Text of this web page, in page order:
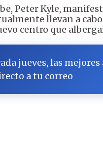
Peter Kyle,
llevan a
centro que
jueves, las
a tu correo